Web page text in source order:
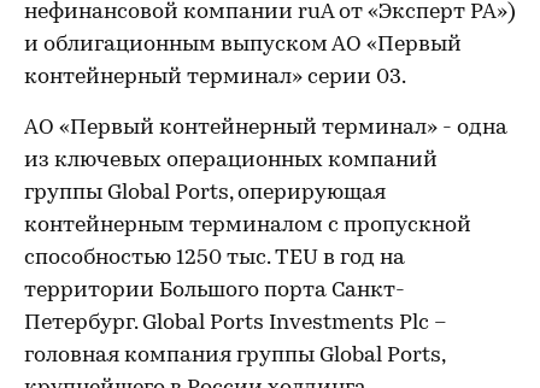
нефинансовой компании ruA от «Эксперт РА»)
и облигационным выпуском АО «Первый
контейнерный терминал» серии 03.
АО «Первый контейнерный терминал» - одна
из ключевых операционных компаний
группы Global Ports, оперирующая
контейнерным терминалом с пропускной
способностью 1250 тыс. TEU в год на
территории Большого порта Санкт-
Петербург. Global Ports Investments Plc –
головная компания группы Global Ports,